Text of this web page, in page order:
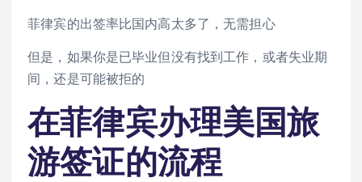
菲律宾的出签率比国内高太多了，无需担心
但是，如果你是已毕业但没有找到工作，或者失业期
间，还是可能被拒的
在菲律宾办理美国旅
游签证的流程